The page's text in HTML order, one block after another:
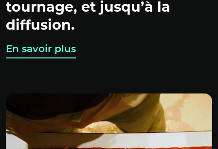
tournage, et jusqu’à la
diffusion.
En savoir plus